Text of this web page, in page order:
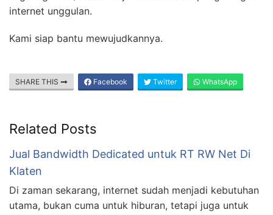
internet unggulan.
Kami siap bantu mewujudkannya.
SHARE THIS Facebook Twitter WhatsApp
Related Posts
Jual Bandwidth Dedicated untuk RT RW Net Di
Klaten
Di zaman sekarang, internet sudah menjadi kebutuhan
utama, bukan cuma untuk hiburan, tetapi juga untuk